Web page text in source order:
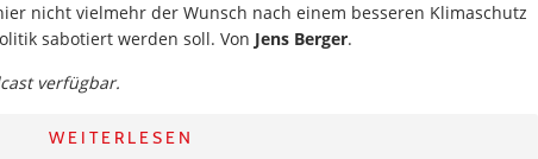
nicht vielmehr der Wunsch nach einem besseren Klimaschutz
sabotiert werden soll. Von Jens Berger.
verfügbar.
WEITERLESEN